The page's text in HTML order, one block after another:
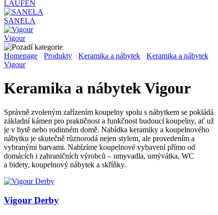
LAUFEN
SANELA
Vigour
Homepage Produkty Keramika a nábytek
Keramika a nábytek
Vigour
Keramika a nábytek Vigour
Správně zvoleným zařízením koupelny spolu s nábytkem se pokládá
základní kámen pro praktičnost a funkčnost budoucí koupelny, ať už
je v bytě nebo rodinném domě. Nabídka keramiky a koupelnového
nábytku je skutečně různorodá nejen stylem, ale provedením a
vybranými barvami. Nabízíme koupelnové vybavení přímo od
domácích i zahraničních výrobců – umyvadla, umývátka, WC
a bidety, koupelnový nábytek a skříňky.
Vigour Derby